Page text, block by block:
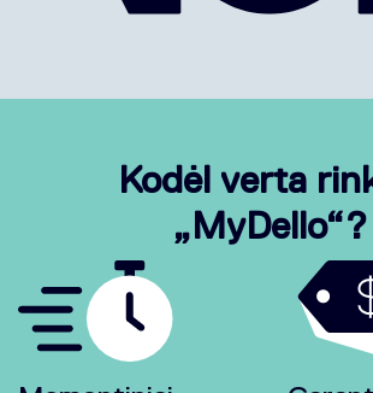
Kodėl verta
„MyDello“?